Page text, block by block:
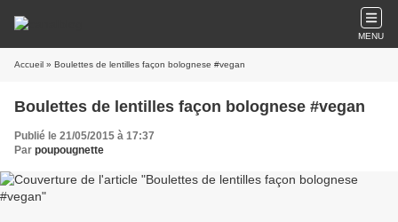
MENU
Accueil » Boulettes de lentilles façon bolognese #vegan
Boulettes de lentilles façon bolognese #vegan
Publié le 21/05/2015 à 17:37
Par poupougnette